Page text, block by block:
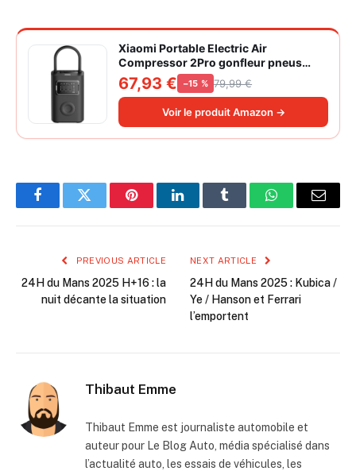
Xiaomi Portable Electric Air
Compressor 2Pro gonfleur pneus
voiture | ±1PSI Contrôle pression
pneus, 45s gonflage rapide, batterie
longue durée, avec éclairage, grand
cylindre à air 27 mm
67,93 € −15 % 79,99 €
Voir le produit Amazon →
FacebookTwitter PinterestLinkedInTumblr WhatsAppEmail
PREVIOUS ARTICLE
24H du Mans 2025 H+16 : la
nuit décante la situation
NEXT ARTICLE
24H du Mans 2025 : Kubica /
Ye / Hanson et Ferrari
l’emportent
Thibaut Emme
Thibaut Emme est journaliste automobile et
auteur pour Le Blog Auto, média spécialisé dans
l’actualité auto, les essais de véhicules, les